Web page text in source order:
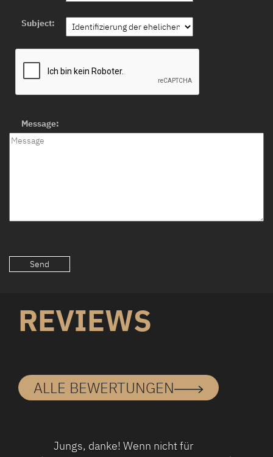
Subject:
Message:
REVIEWS
ALLE BEWERTUNGEN
Jungs, danke! Wenn nicht für